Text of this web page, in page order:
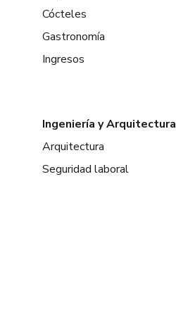
Cócteles
Gastronomía
Ingresos
Ingeniería y Arquitectura
Arquitectura
Seguridad laboral